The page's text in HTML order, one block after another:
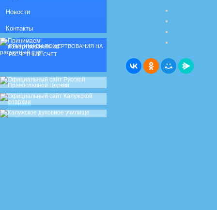
Новости
Контакты
ПРИНИМАЕМ ПОЖЕРТВОВАНИЯ НА
РАСЧЕТНЫЙ СЧЕТ